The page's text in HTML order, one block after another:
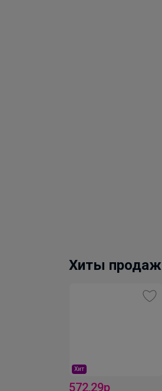
Хиты продаж
Хит
572,29р